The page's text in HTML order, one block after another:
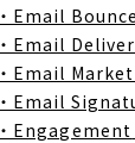
・Email Bounce
・Email
・Email
・Email
・Engagement